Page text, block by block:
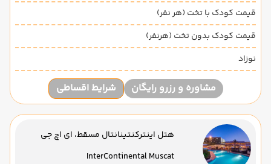
قیمت کودک با تخت (هر نفر)
قیمت کودک بدون تخت (هرنفر)
نوزاد
مشاوره و رزرو رایگان شرایط اقساطی
هتل اینترکنتینانتال مسقط، ای اچ جی
InterContinental Muscat